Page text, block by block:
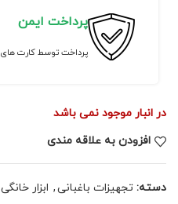
پرداخت ایمن
پرداخت توسط کارت
در انبار موجود نمی باشد
افزودن به علاقه مندی
دسته: تجهیزات باغبانی, ابزار خانگی